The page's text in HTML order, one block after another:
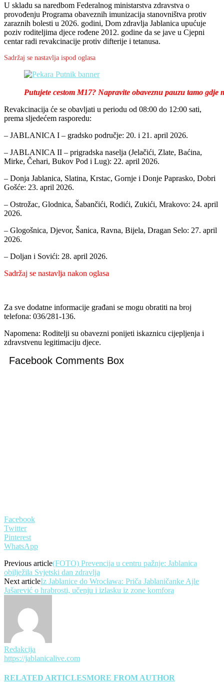
U skladu sa naredbom Federalnog ministarstva zdravstva o
provođenju Programa obaveznih imunizacija stanovništva protiv
zaraznih bolesti u 2026. godini, Dom zdravlja Jablanica upućuje
poziv roditeljima djece rođene 2012. godine da se jave u Cjepni
centar radi revakcinacije protiv difterije i tetanusa.
Sadržaj se nastavlja ispod oglasa
Putujete cestom M17? Napravite obaveznu pauzu tamo
Revakcinacija će se obavljati u periodu od 08:00 do 12:00 sati,
prema sljedećem rasporedu:
– JABLANICA I – gradsko područje: 20. i 21. april 2026.
– JABLANICA II – prigradska naselja (Jelačići, Zlate, Baćina,
Mirke, Čehari, Bukov Pod i Lug): 22. april 2026.
– Donja Jablanica, Slatina, Krstac, Gornje i Donje Paprasko, Dobri
Gošće: 23. april 2026.
– Ostrožac, Glodnica, Šabančići, Rodići, Zukići, Mrakovo: 24. april
2026.
– Glogošnica, Djevor, Šanica, Ravna, Bijela, Dragan Selo: 27. april
2026.
– Doljan i Sovići: 28. april 2026.
Sadržaj se nastavlja nakon oglasa
Za sve dodatne informacije građani se mogu obratiti na broj
telefona: 036/281-136.
Napomena: Roditelji su obavezni ponijeti iskaznicu cijepljenja i
zdravstvenu legitimaciju djece.
Facebook Comments Box
Facebook
Twitter
Pinterest
WhatsApp
Previous article(FOTO) Prevencija u centru pažnje: Jablanica
obilježila Svjetski dan zdravlja
Next articleIz Jablanice do Wrocława: Priča Jablaničanke Ajle
Jašarević o hrabrosti, učenju i izlasku iz zone komfora
Redakcija
https://jablanicalive.com
RELATED ARTICLESMORE FROM AUTHOR